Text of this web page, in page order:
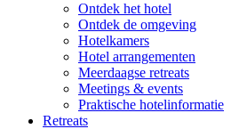
Ontdek het hotel
Ontdek de omgeving
Hotelkamers
Hotel arrangementen
Meerdaagse retreats
Meetings & events
Praktische hotelinformatie
Retreats